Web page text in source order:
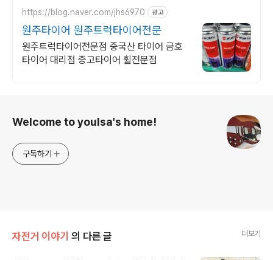
https://blog.naver.com/jhs6970 광고
원주타이어 원주트럭타이어전문
원주트럭타이어전문점 중국산 타이어 금호
타이어 대리점 중고타이어 휠전문점
Welcome to youlsa's home!
구독하기
자전거 이야기 의 다른 글 더보기